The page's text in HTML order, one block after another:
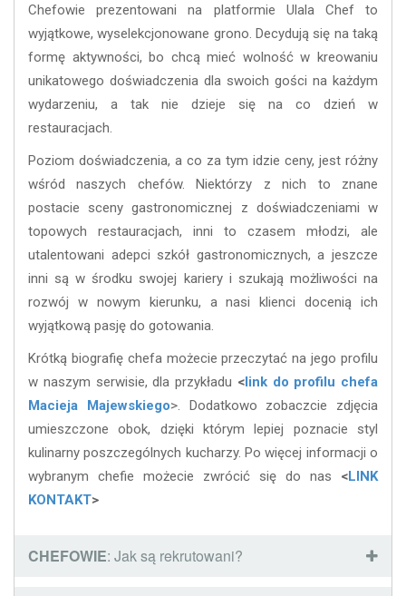
Chefowie prezentowani na platformie Ulala Chef to
wyjątkowe, wyselekcjonowane grono. Decydują się na taką
formę aktywności, bo chcą mieć wolność w kreowaniu
unikatowego doświadczenia dla swoich gości na każdym
wydarzeniu, a tak nie dzieje się na co dzień w
restauracjach.
Poziom doświadczenia, a co za tym idzie ceny, jest różny
wśród naszych chefów. Niektórzy z nich to znane
postacie sceny gastronomicznej z doświadczeniami w
topowych restauracjach, inni to czasem młodzi, ale
utalentowani adepci szkół gastronomicznych, a jeszcze
inni są w środku swojej kariery i szukają możliwości na
rozwój w nowym kierunku, a nasi klienci docenią ich
wyjątkową pasję do gotowania.
Krótką biografię chefa możecie przeczytać na jego profilu
w naszym serwisie, dla przykładu <link do profilu chefa
Macieja Majewskiego>. Dodatkowo zobaczcie zdjęcia
umieszczone obok, dzięki którym lepiej poznacie styl
kulinarny poszczególnych kucharzy. Po więcej informacji o
wybranym chefie możecie zwrócić się do nas <LINK
KONTAKT>
CHEFOWIE: Jak są rekrutowani?